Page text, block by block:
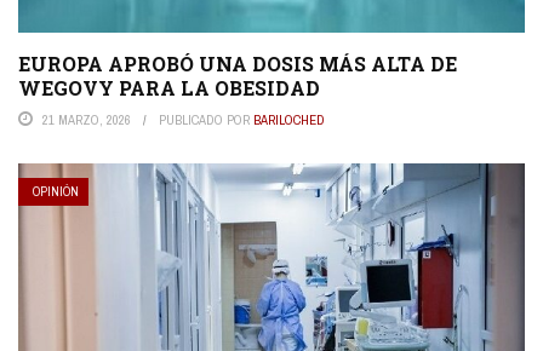
EUROPA APROBÓ UNA DOSIS MÁS ALTA DE
WEGOVY PARA LA OBESIDAD
21 MARZO, 2026 PUBLICADO POR BARILOCHED
OPINIÓN